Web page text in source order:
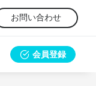
お問い合わせ
会員登録